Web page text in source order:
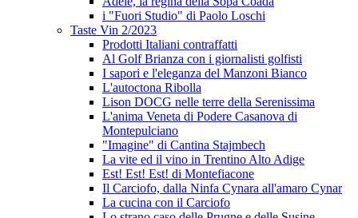
i "Fuori Studio" di Paolo Loschi
Taste Vin 2/2023
Prodotti Italiani contraffatti
Al Golf Brianza con i giornalisti golfisti
I sapori e l'eleganza del Manzoni Bianco
L'autoctona Ribolla
Lison DOCG nelle terre della Serenissima
L'anima Veneta di Podere Casanova di
Montepulciano
"Imagine" di Cantina Stajmbech
La vite ed il vino in Trentino Alto Adige
Est! Est! Est! di Montefiacone
Il Carciofo, dalla Ninfa Cynara all'amaro Cynar
La cucina con il Carciofo